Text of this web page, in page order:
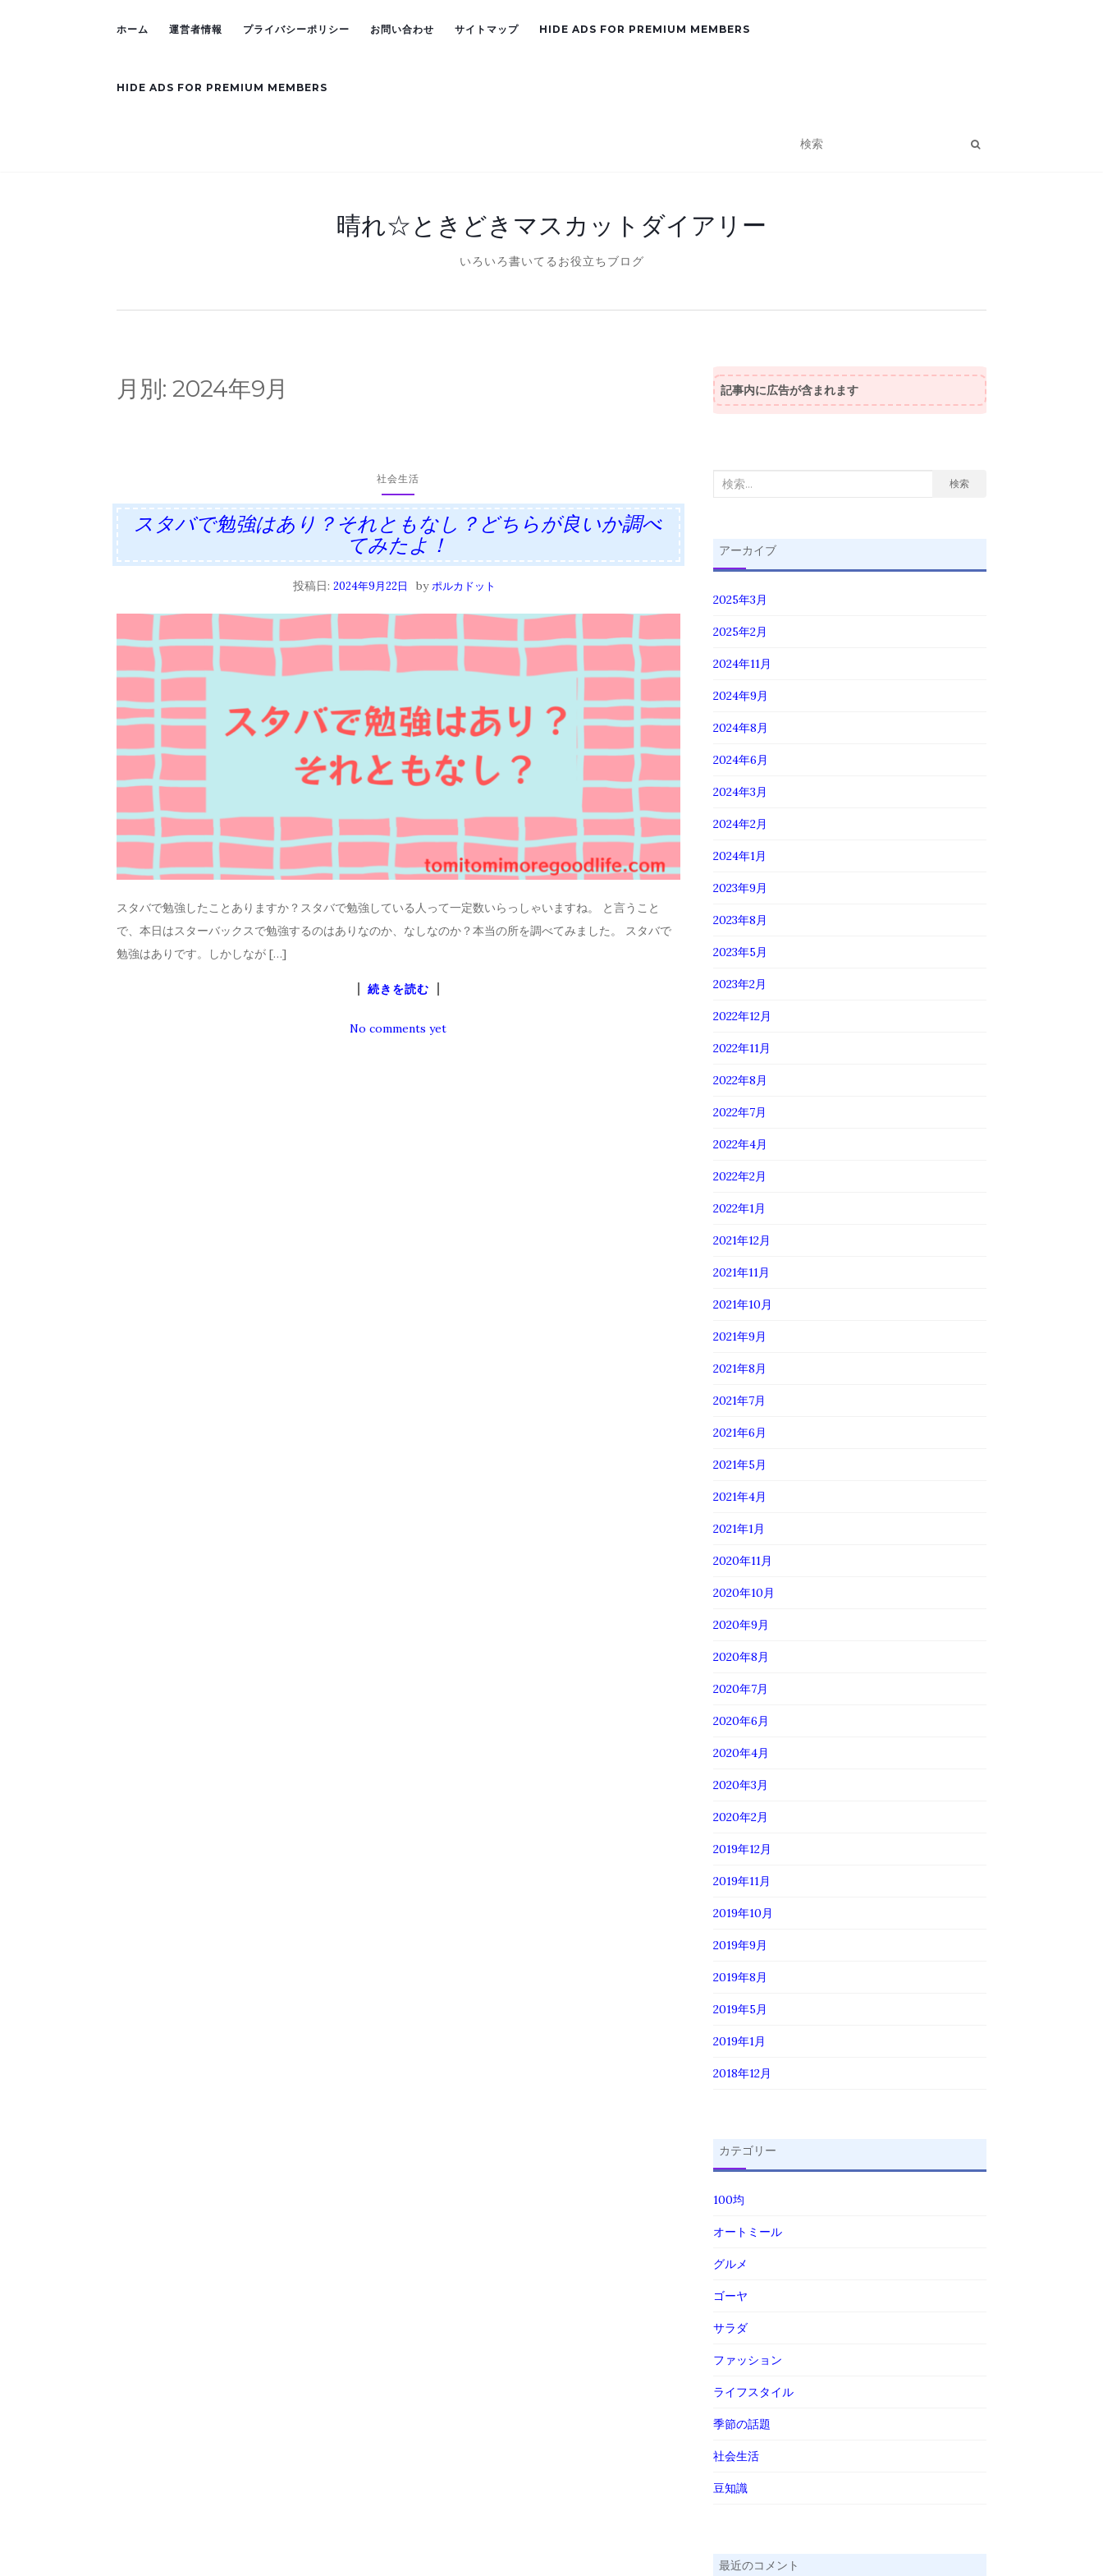
ホーム 運営者情報 プライバシーポリシー お問い合わせ サイトマップ HIDE ADS FOR PREMIUM MEMBERS
HIDE ADS FOR PREMIUM MEMBERS
晴れ☆ときどきマスカットダイアリー
いろいろ書いてるお役立ちブログ
月別: 2024年9月
社会生活
スタバで勉強はあり？それともなし？どちらが良いか調べ
てみたよ！
投稿日: 2024年9月22日 byポルカドット
スタバで勉強したことありますか？スタバで勉強している人って一定数いらっしゃいますね。 と言うこと
で、本日はスターバックスで勉強するのはありなのか、なしなのか？本当の所を調べてみました。 スタバで
勉強はありです。しかしなが […]
続きを読む
No comments yet
記事内に広告が含まれます
検
象:
検索
アーカイブ
2025年3月
2025年2月
2024年11月
2024年9月
2024年8月
2024年6月
2024年3月
2024年2月
2024年1月
2023年9月
2023年8月
2023年5月
2023年2月
2022年12月
2022年11月
2022年8月
2022年7月
2022年4月
2022年2月
2022年1月
2021年12月
2021年11月
2021年10月
2021年9月
2021年8月
2021年7月
2021年6月
2021年5月
2021年4月
2021年1月
2020年11月
2020年10月
2020年9月
2020年8月
2020年7月
2020年6月
2020年4月
2020年3月
2020年2月
2019年12月
2019年11月
2019年10月
2019年9月
2019年8月
2019年5月
2019年1月
2018年12月
カテゴリー
100均
オートミール
グルメ
ゴーヤ
サラダ
ファッション
ライフスタイル
季節の話題
社会生活
豆知識
最近のコメント